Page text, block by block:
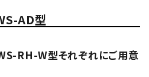
AD型
RH-W型それぞれにご用意